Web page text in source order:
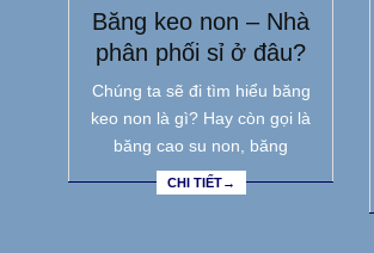
Băng keo non – Nhà
phân phối sỉ ở đâu?
Chúng ta sẽ đi tìm hiểu băng
keo non là gì? Hay còn gọi là
băng cao su non, băng
CHI TIẾT→